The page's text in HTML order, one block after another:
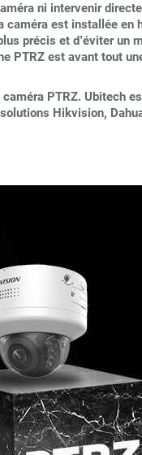
ni intervenir
est installée en
précis et d’éviter un
PTRZ est avant tout
PTRZ. Ubitech
Hikvision,